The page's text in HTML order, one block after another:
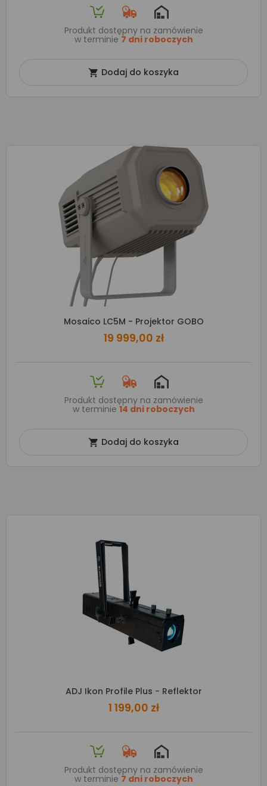
Produkt dostępny na zamówienie
w terminie 7 dni roboczych
 Dodaj do koszyka
Mosaico LC5M - Projektor GOBO
19 999,00 zł
Produkt dostępny na zamówienie
w terminie 14 dni roboczych
 Dodaj do koszyka
ADJ Ikon Profile Plus - Reflektor
1 199,00 zł
Produkt dostępny na zamówienie
w terminie 7 dni roboczych